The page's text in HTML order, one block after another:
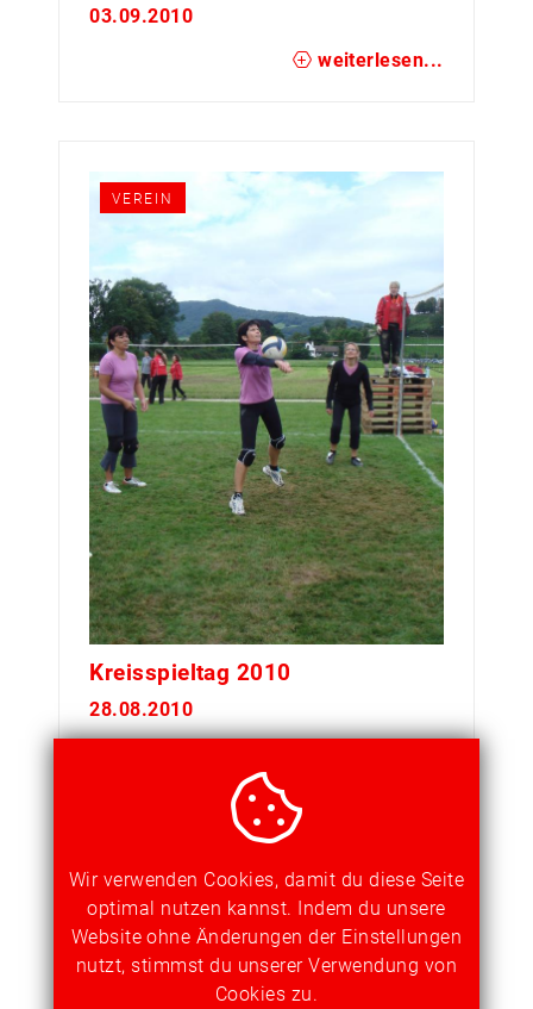
03.09.2010
weiterlesen...
VEREIN
Kreisspieltag 2010
28.08.2010
DORFTURNIER
Wir verwenden Cookies, damit du diese Seite
optimal nutzen kannst. Indem du unsere
Website ohne Änderungen der Einstellungen
nutzt, stimmst du unserer Verwendung von
Cookies zu.